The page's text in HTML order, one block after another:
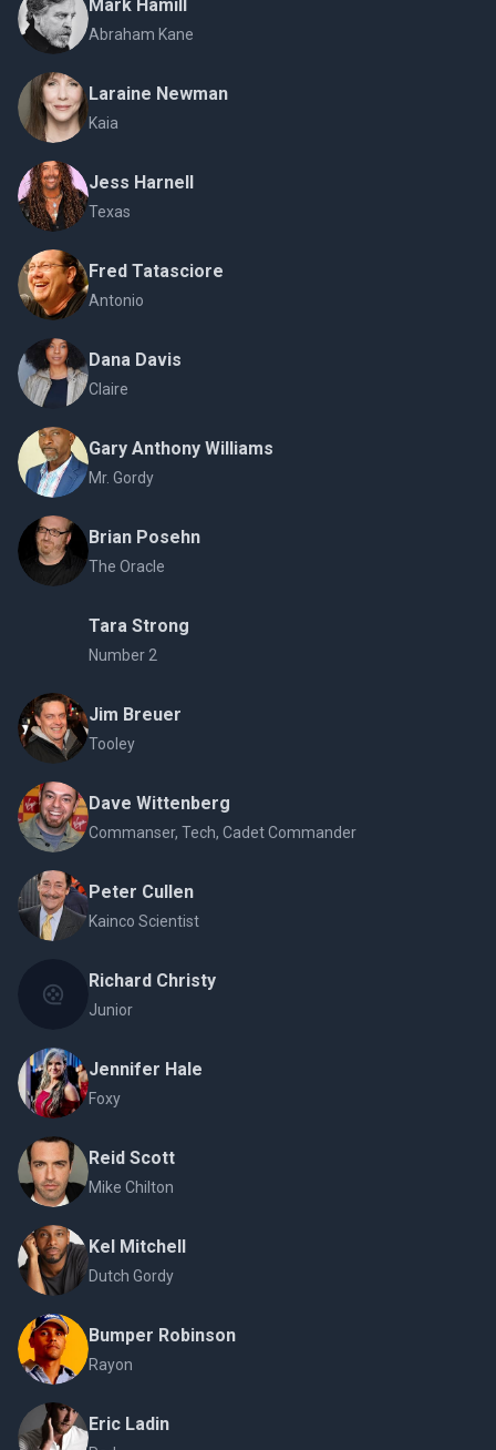
Mark Hamill
Abraham Kane
Laraine Newman
Kaia
Jess Harnell
Texas
Fred Tatasciore
Antonio
Dana Davis
Claire
Gary Anthony Williams
Mr. Gordy
Brian Posehn
The Oracle
Tara Strong
Number 2
Jim Breuer
Tooley
Dave Wittenberg
Commanser, Tech, Cadet Commander
Peter Cullen
Kainco Scientist
Richard Christy
Junior
Jennifer Hale
Foxy
Reid Scott
Mike Chilton
Kel Mitchell
Dutch Gordy
Bumper Robinson
Rayon
Eric Ladin